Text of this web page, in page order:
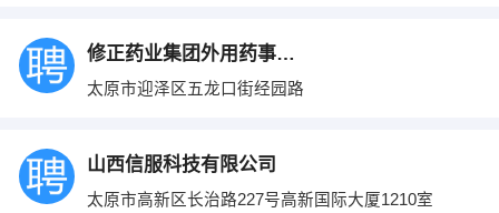
修正药业集团外用药事业部
太原市迎泽区五龙口街经园路
山西信服科技有限公司
太原市高新区长治路227号高新国际大厦1210室